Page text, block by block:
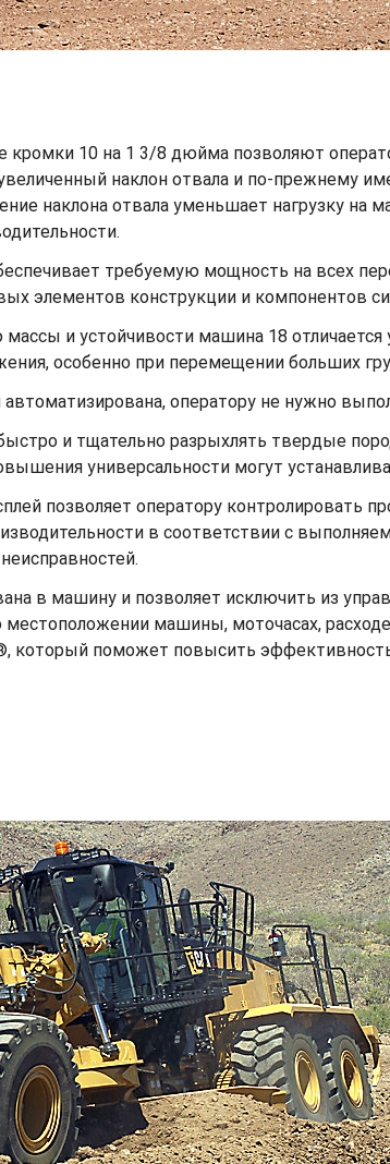
10 на 1 3/8 дюйма позволяют
наклон отвала и по-прежнему
наклона отвала уменьшает нагрузку на
требуемую мощность на всех
элементов конструкции и компонентов
и устойчивости машина 18
особенно при перемещении больших
оператору не нужно
и тщательно разрыхлять твердые
универсальности могут
позволяет оператору контролировать
в соответствии с
в машину и позволяет исключить из
местоположении машины, моточасах,
который поможет повысить